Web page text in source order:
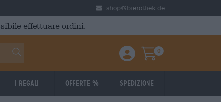
shop@bierothek.de
effettuare ordini.
Einloggen / Anmelden
Warenkorb
0
I regali Offerte % Spedizione